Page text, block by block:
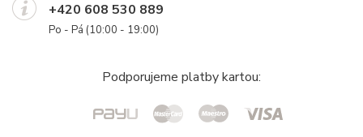
+420 608 530 889
Po - Pá (10:00 - 19:00)
Podporujeme platby kartou: